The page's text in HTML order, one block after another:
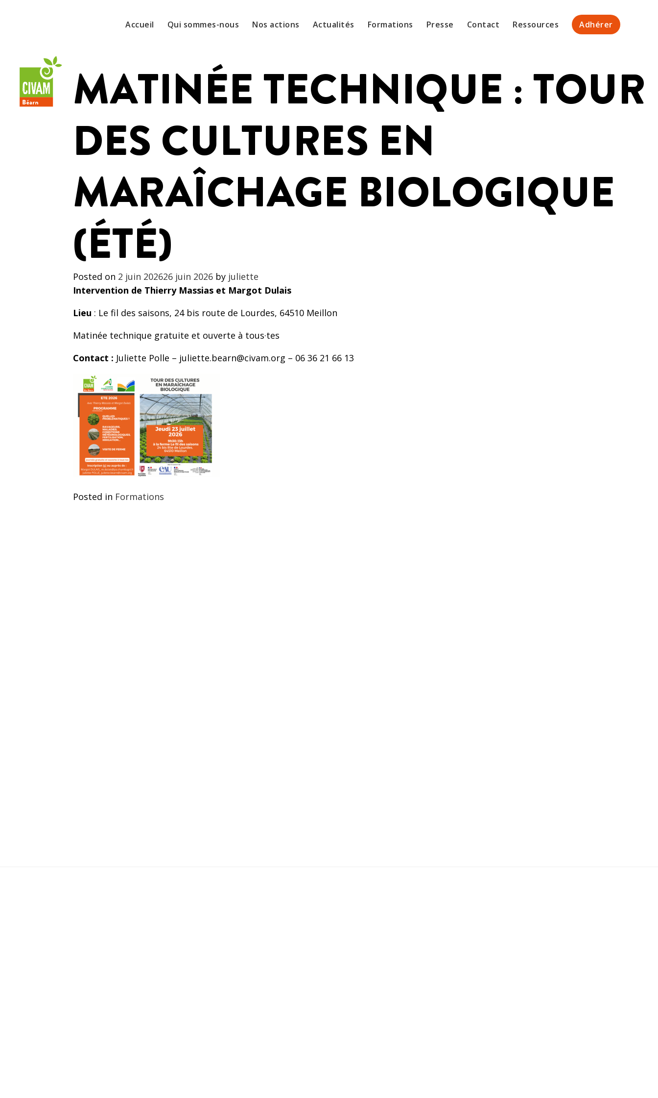
Accueil Qui sommes-nous Nos actions Actualités Formations Presse Contact Ressources Adhérer
MATINÉE TECHNIQUE : TOUR
DES CULTURES EN
MARAÎCHAGE BIOLOGIQUE
(ÉTÉ)
Posted on 2 juin 202626 juin 2026 by juliette
Intervention de Thierry Massias et Margot Dulais
Lieu : Le fil des saisons, 24 bis route de Lourdes, 64510 Meillon
Matinée technique gratuite et ouverte à tous·tes
Contact : Juliette Polle – juliette.bearn@civam.org – 06 36 21 66 13
Posted in Formations